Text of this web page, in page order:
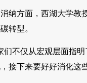
纳方面，西湖大学教
转型。
们不仅从宏观层面指
接下来要好好消化这